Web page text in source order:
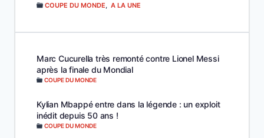
COUPE DU MONDE, A LA UNE
Marc Cucurella très remonté contre Lionel Messi
après la finale du Mondial
COUPE DU MONDE
Kylian Mbappé entre dans la légende : un exploit
inédit depuis 50 ans !
COUPE DU MONDE